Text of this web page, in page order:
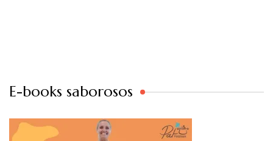
E-books saborosos